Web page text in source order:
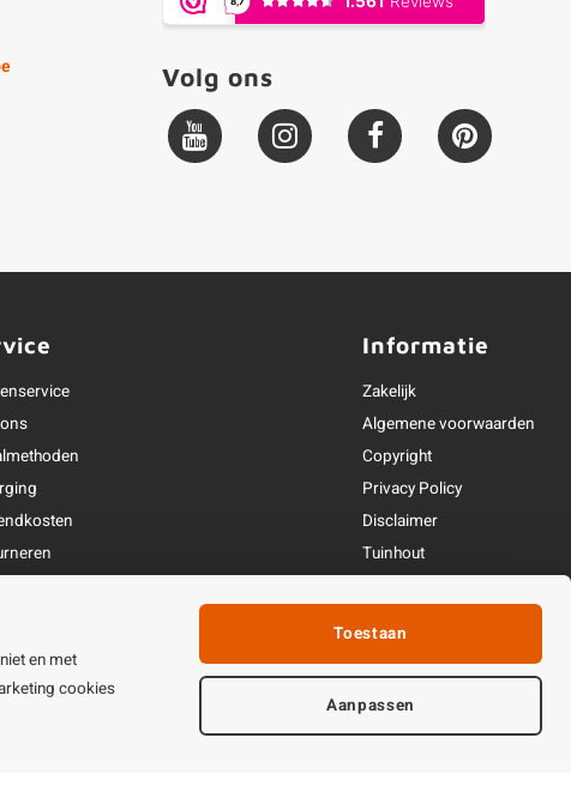
Volg ons
& contact
Informatie
Zakelijk
Algemene voorwaarden
Copyright
Privacy Policy
Disclaimer
Tuinhout
en met
cookies
Toestaan
Aanpassen